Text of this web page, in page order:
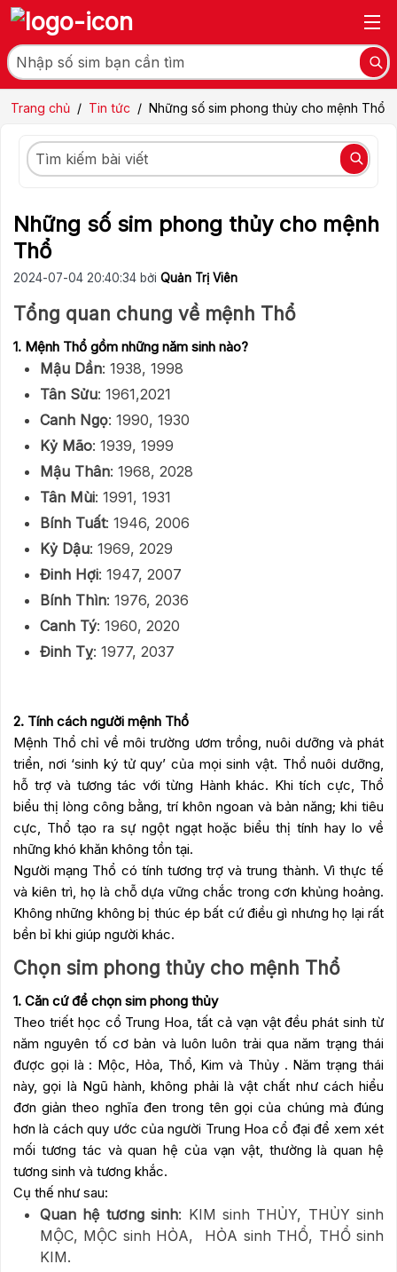
Trang chủ / Tin tức / Những số sim phong thủy cho mệnh Thổ
Những số sim phong thủy cho mệnh
Thổ
2024-07-04 20:40:34 bởi Quản Trị Viên
Tổng quan chung về mệnh Thổ
1. Mệnh Thổ gồm những năm sinh nào?
Mậu Dần: 1938, 1998
Tân Sửu: 1961,2021
Canh Ngọ: 1990, 1930
Kỷ Mão: 1939, 1999
Mậu Thân: 1968, 2028
Tân Mùi: 1991, 1931
Bính Tuất: 1946, 2006
Kỷ Dậu: 1969, 2029
Đinh Hợi: 1947, 2007
Bính Thìn: 1976, 2036
Canh Tý: 1960, 2020
Đinh Tỵ: 1977, 2037
2. Tính cách người mệnh Thổ
Mệnh Thổ chỉ về môi trường ươm trồng, nuôi dưỡng và phát
triển, nơi ‘sinh ký tử quy’ của mọi sinh vật. Thổ nuôi dưỡng,
hỗ trợ và tương tác với từng Hành khác. Khi tích cực, Thổ
biểu thị lòng công bằng, trí khôn ngoan và bản năng; khi tiêu
cực, Thổ tạo ra sự ngột ngạt hoặc biểu thị tính hay lo về
những khó khăn không tồn tại.
Người mạng Thổ có tính tương trợ và trung thành. Vì thực tế
và kiên trì, họ là chỗ dựa vững chắc trong cơn khủng hoảng.
Không những không bị thúc ép bất cứ điều gì nhưng họ lại rất
bền bỉ khi giúp người khác.
Chọn sim phong thủy cho mệnh Thổ
1. Căn cứ để chọn sim phong thủy
Theo triết học cổ Trung Hoa, tất cả vạn vật đều phát sinh từ
năm nguyên tố cơ bản và luôn luôn trải qua năm trạng thái
được gọi là : Mộc, Hỏa, Thổ, Kim và Thủy . Năm trạng thái
này, gọi là Ngũ hành, không phải là vật chất như cách hiểu
đơn giản theo nghĩa đen trong tên gọi của chúng mà đúng
hơn là cách quy ước của người Trung Hoa cổ đại để xem xét
mối tương tác và quan hệ của vạn vật, thường là quan hệ
tương sinh và tương khắc.
Cụ thế như sau:
Quan hệ tương sinh: KIM sinh THỦY, THỦY sinh
MỘC, MỘC sinh HỎA, HỎA sinh THỔ, THỔ sinh
KIM.